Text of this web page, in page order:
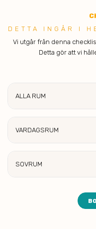
C
DETTA INGÅR I H
Vi utgår från denna
Detta gör att vi
ALLA RUM
VARDAGSRUM
SOVRUM